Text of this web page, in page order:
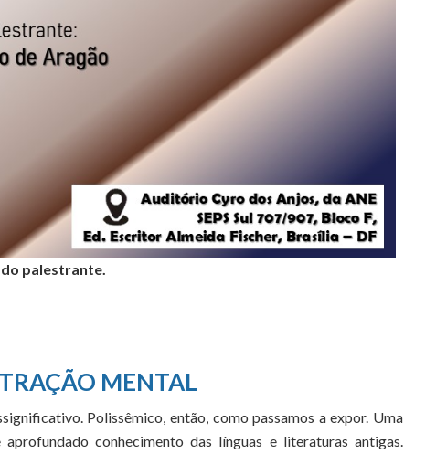
palestrante.
MENTAL
Polissêmico, então, como passamos a expor. Uma
conhecimento das línguas e literaturas antigas.